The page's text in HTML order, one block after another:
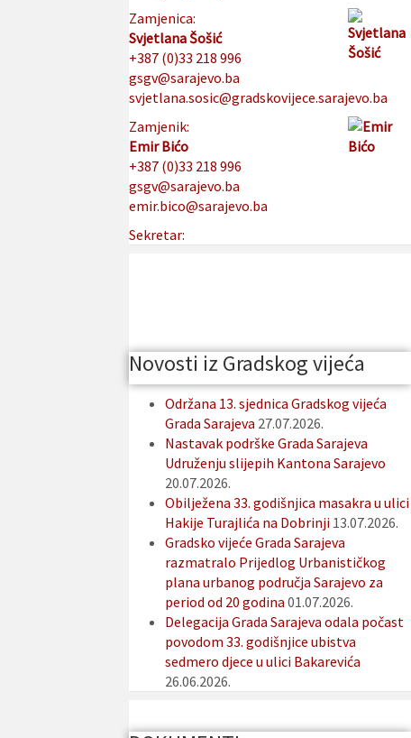
Zamjenica:
Svjetlana Šošić
+387 (0)33 218 996
gsgv@sarajevo.ba
svjetlana.sosic@gradskovijece.sarajevo.ba
Zamjenik:
Emir Bićo
+387 (0)33 218 996
gsgv@sarajevo.ba
emir.bico@sarajevo.ba
Sekretar:
Novosti iz Gradskog vijeća
Održana 13. sjednica Gradskog vijeća
Grada Sarajeva 27.07.2026.
Nastavak podrške Grada Sarajeva
Udruženju slijepih Kantona Sarajevo
20.07.2026.
Obilježena 33. godišnjica masakra u ulici
Hakije Turajlića na Dobrinji 13.07.2026.
Gradsko vijeće Grada Sarajeva
razmatralo Prijedlog Urbanističkog
plana urbanog područja Sarajevo za
period od 20 godina 01.07.2026.
Delegacija Grada Sarajeva odala počast
povodom 33. godišnjice ubistva
sedmero djece u ulici Bakarevića
26.06.2026.